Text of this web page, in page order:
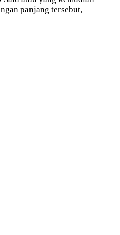
panjang tersebut,